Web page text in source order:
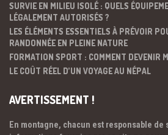
SURVIE EN MILIEU ISOLÉ : QUELS
LÉGALEMENT AUTORISÉS ?
LES ÉLÉMENTS ESSENTIELS À PRÉVOIR
RANDONNÉE EN PLEINE NATURE
FORMATION SPORT : COMMENT DEVENIR
LE COÛT RÉEL D’UN VOYAGE AU NÉPAL
AVERTISSEMENT !
En montagne, chacun est responsable de